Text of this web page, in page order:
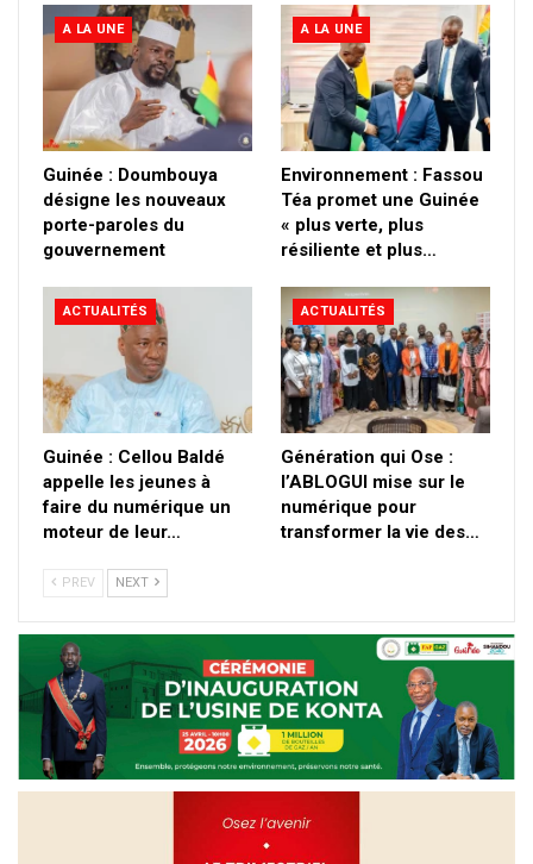
A LA UNE
Guinée : Doumbouya
désigne les nouveaux
porte-paroles du
gouvernement
A LA UNE
Environnement : Fassou
Téa promet une Guinée
« plus verte, plus
résiliente et plus…
ACTUALITÉS
Guinée : Cellou Baldé
appelle les jeunes à
faire du numérique un
moteur de leur…
ACTUALITÉS
Génération qui Ose :
l’ABLOGUI mise sur le
numérique pour
transformer la vie des…
PREV NEXT